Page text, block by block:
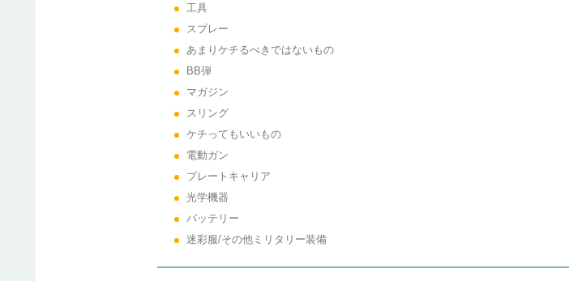
工具
スプレー
あまりケチるべきではないもの
BB弾
マガジン
スリング
ケチってもいいもの
電動ガン
プレートキャリア
光学機器
バッテリー
迷彩服/その他ミリタリー装備